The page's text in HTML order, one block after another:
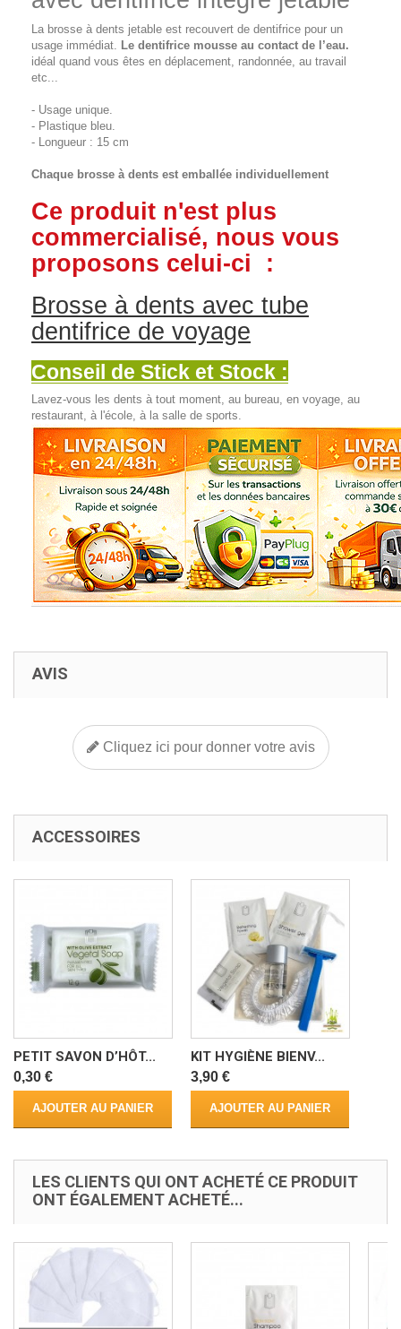
La brosse à dents jetable est recouvert de dentifrice pour un
usage immédiat. Le dentifrice mousse au contact de l’eau.
idéal quand vous êtes en déplacement, randonnée, au travail
etc...
- Usage unique.
- Plastique bleu.
- Longueur : 15 cm
Chaque brosse à dents est emballée individuellement
Ce produit n'est plus
commercialisé, nous vous
proposons celui-ci :
Brosse à dents avec tube
dentifrice de voyage
Conseil de Stick et Stock :
Lavez-vous les dents à tout moment, au bureau, en voyage, au
restaurant, à l'école, à la salle de sports.
AVIS
Cliquez ici pour donner votre avis
ACCESSOIRES
PETIT SAVON D’HÔT...
0,30 €
AJOUTER AU PANIER
KIT HYGIÈNE BIENV...
3,90 €
AJOUTER AU PANIER
LES CLIENTS QUI ONT ACHETÉ CE PRODUIT
ONT ÉGALEMENT ACHETÉ...